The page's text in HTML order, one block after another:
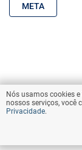
META
© Copyright 2025
Nós usamos cookies
nossos serviços, você
Privacidade.